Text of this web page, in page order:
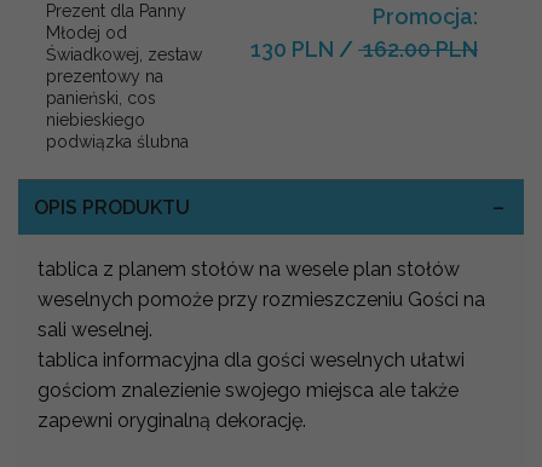
Prezent dla Panny
Młodej od
Świadkowej, zestaw
prezentowy na
panieński, cos
niebieskiego
podwiązka ślubna
Promocja:
130 PLN / 162.00 PLN
OPIS PRODUKTU
tablica z planem stołów na wesele plan stołów
weselnych pomoże przy rozmieszczeniu Gości na
sali weselnej.
tablica informacyjna dla gości weselnych ułatwi
gościom znalezienie swojego miejsca ale także
zapewni oryginalną dekorację.